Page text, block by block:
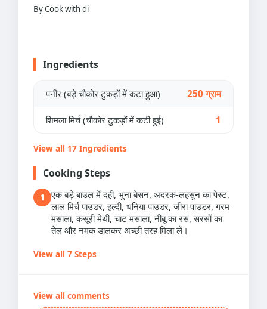
By Cook with di
Ingredients
पनीर (बड़े चौकोर टुकड़ों में कटा हुआ) 250 ग्राम
शिमला मिर्च (चौकोर टुकड़ों में कटी हुई) 1
View all 17 Ingredients
Cooking Steps
1
एक बड़े बाउल में दही, भुना बेसन, अदरक-लहसुन का पेस्ट,
लाल मिर्च पाउडर, हल्दी, धनिया पाउडर, जीरा पाउडर, गरम
मसाला, कसूरी मेथी, चाट मसाला, नींबू का रस, सरसों का
तेल और नमक डालकर अच्छी तरह मिला लें।
View all 7 Steps
View all comments